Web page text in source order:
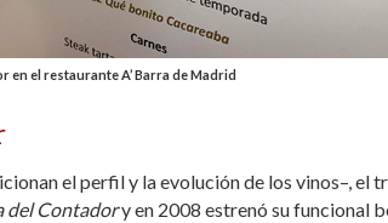
en el restaurante A’ Barra de Madrid
el perfil y la evolución de los vinos–,
del Contadory en 2008 estrenó su funcional